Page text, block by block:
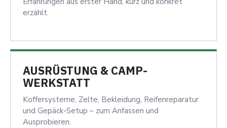
erzählt.
AUSRÜSTUNG & CAMP-
WERKSTATT
Koffersysteme, Zelte, Bekleidung, Reifenreparatur
und Gepäck-Setup – zum Anfassen und
Ausprobieren.